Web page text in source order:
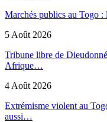
Marchés publics au Togo
5 Août 2026
Tribune libre de
Afrique…
4 Août 2026
Extrémisme violent au
aussi…